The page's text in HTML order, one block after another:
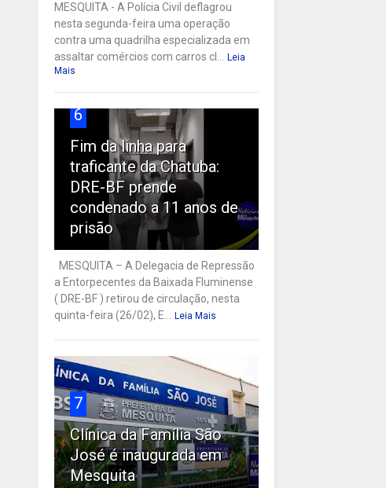
MESQUITA - A Polícia Civil deflagrou
nesta segunda-feira uma operação
contra uma quadrilha especializada em
assaltar comércios com carros cl... Leia
Mais
6
Fim da linha para
traficante da Chatuba:
DRE-BF prende
condenado a 11 anos de
prisão
MESQUITA – A Delegacia de Repressão
a Entorpecentes da Baixada Fluminense
( DRE-BF ) retirou de circulação, nesta
quinta-feira (26/02), E... Leia Mais
7
Clínica da Família São
José é inaugurada em
Mesquita